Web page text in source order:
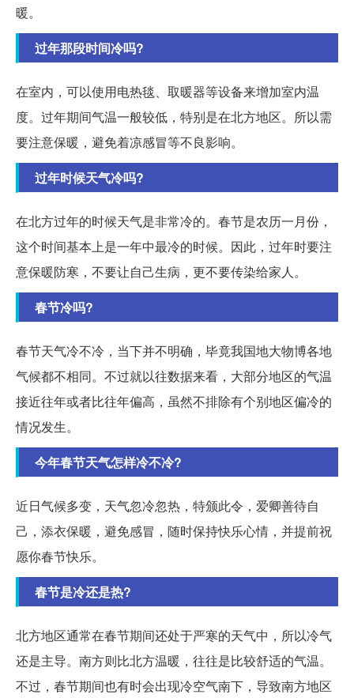
暖。
过年那段时间冷吗?
在室内，可以使用电热毯、取暖器等设备来增加室内温
度。过年期间气温一般较低，特别是在北方地区。所以需
要注意保暖，避免着凉感冒等不良影响。
过年时候天气冷吗?
在北方过年的时候天气是非常冷的。春节是农历一月份，
这个时间基本上是一年中最冷的时候。因此，过年时要注
意保暖防寒，不要让自己生病，更不要传染给家人。
春节冷吗?
春节天气冷不冷，当下并不明确，毕竟我国地大物博各地
气候都不相同。不过就以往数据来看，大部分地区的气温
接近往年或者比往年偏高，虽然不排除有个别地区偏冷的
情况发生。
今年春节天气怎样冷不冷?
近日气候多变，天气忽冷忽热，特颁此令，爱卿善待自
己，添衣保暖，避免感冒，随时保持快乐心情，并提前祝
愿你春节快乐。
春节是冷还是热?
北方地区通常在春节期间还处于严寒的天气中，所以冷气
还是主导。南方则比北方温暖，往往是比较舒适的气温。
不过，春节期间也有时会出现冷空气南下，导致南方地区